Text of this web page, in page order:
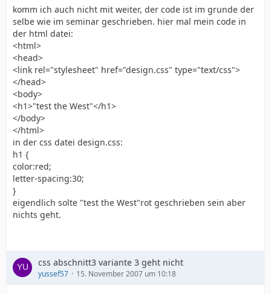
komm ich auch nicht mit weiter, der code ist im grunde der
selbe wie im seminar geschrieben. hier mal mein code in
der html datei:
<html>
<head>
<link rel="stylesheet" href="design.css" type="text/css">
</head>
<body>
<h1>"test the West"</h1>
</body>
</html>
in der css datei design.css:
h1 {
color:red;
letter-spacing:30;
}
eigendlich solte "test the West"rot geschrieben sein aber
nichts geht.
css abschnitt3 variante 3 geht nicht
yussef57 15. November 2007 um 10:18